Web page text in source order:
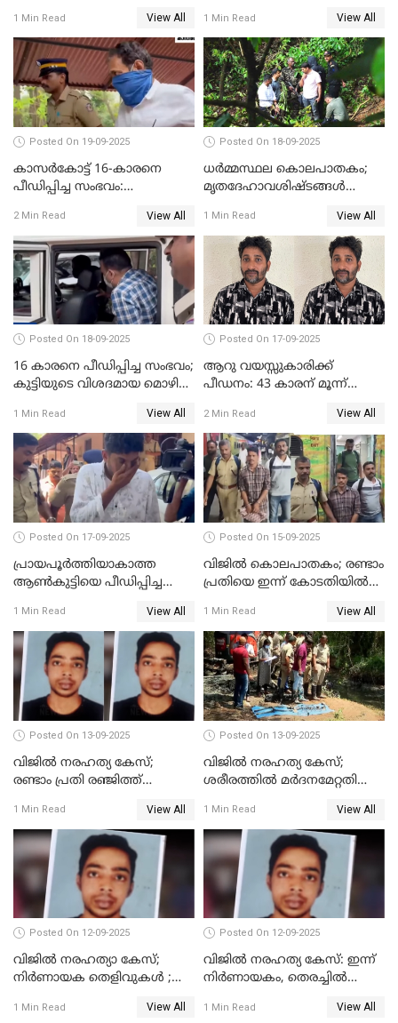
ലക്ഷം രൂപ പിഴയും
1 Min Read View All 1 Min Read View All
Posted On 19-09-2025
കാസർകോട്ട് 16-കാരനെ
പീഡിപ്പിച്ച സംഭവം:
ഇടപാടുകൾ നടന്നതായി
പൊലീസ്
2 Min Read View All
Posted On 18-09-2025
ധർമ്മസ്ഥല കൊലപാതകം;
മൃതദേഹാവശിഷ്ടങ്ങൾ
1 Min Read View All
Posted On 18-09-2025
16 കാരനെ പീഡിപ്പിച്ച സംഭവം;
കുട്ടിയുടെ വിശദമായ മൊഴി
1 Min Read View All
Posted On 17-09-2025
ആറു വയസ്സുകാരിക്ക്
പീഡനം: 43 കാരന് മൂന്ന്
പിഴയും ശിക്ഷ
2 Min Read View All
Posted On 17-09-2025
പ്രായപൂർത്തിയാകാത്ത
ആൺകുട്ടിയെ പീഡിപ്പിച്ച
അറസ്റ്റിൽ
1 Min Read View All
Posted On 15-09-2025
വിജിൽ കൊലപാതകം; രണ്ടാം
പ്രതിയെ ഇന്ന് കോടതിയിൽ
1 Min Read View All
Posted On 13-09-2025
വിജിൽ നരഹത്യ കേസ്;
രണ്ടാം പ്രതി രഞ്ജിത്ത്
1 Min Read View All
Posted On 13-09-2025
വിജില്‍ നരഹത്യ കേസ്;
ശരീരത്തില്‍ മര്‍ദനമേറ്റതിന്റെ
റിപ്പോർട്ട് പുറത്ത്
1 Min Read View All
Posted On 12-09-2025
വിജിൽ നരഹത്യാ കേസ്;
നിർണായക തെളിവുകൾ ;
താടിയെല്ലും ലഭിച്ചു
1 Min Read View All
Posted On 12-09-2025
വിജിൽ നരഹത്യ കേസ്: ഇന്ന്
നിർണായകം, തെരച്ചിൽ
1 Min Read View All